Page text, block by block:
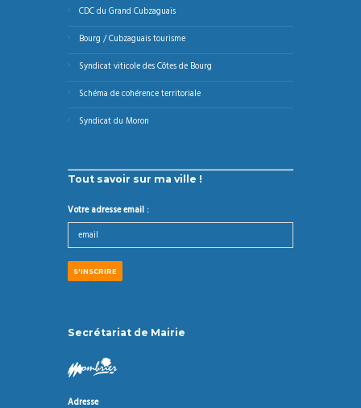
CDC du Grand Cubzaguais
Bourg / Cubzaguais tourisme
Syndicat viticole des Côtes de Bourg
Schéma de cohérence territoriale
Syndicat du Moron
Tout savoir sur ma ville !
Votre adresse email :
Secrétariat de Mairie
Adresse